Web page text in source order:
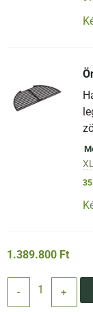
1.389.800 Ft
XLarge GRILL